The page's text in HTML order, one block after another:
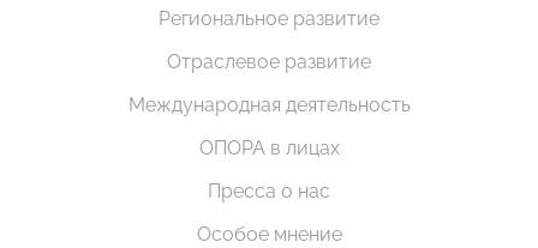
Региональное развитие
Отраслевое развитие
Международная деятельность
ОПОРА в лицах
Пресса о нас
Особое мнение